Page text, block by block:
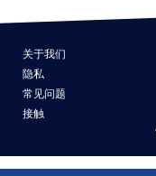
关于我们
隐私
常见问题
接触